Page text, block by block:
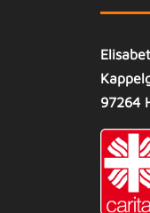
97264